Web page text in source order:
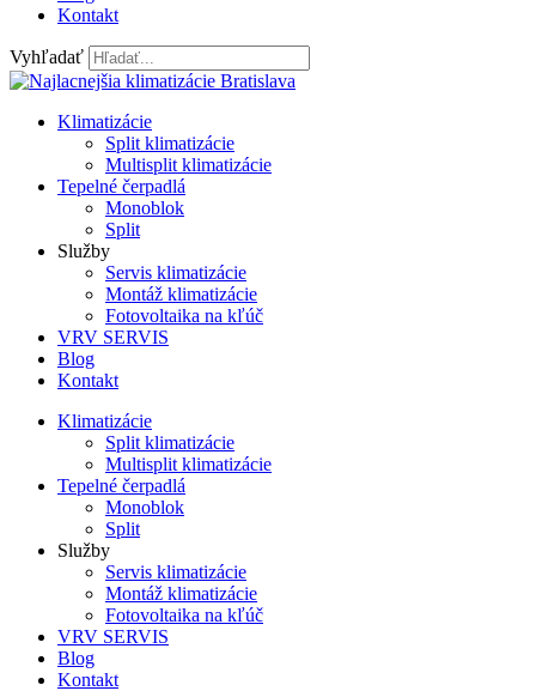
Kontakt
Vyhľadať
Klimatizácie
Split klimatizácie
Multisplit klimatizácie
Tepelné čerpadlá
Monoblok
Split
Služby
Servis klimatizácie
Montáž klimatizácie
Fotovoltaika na kľúč
VRV SERVIS
Blog
Kontakt
Klimatizácie
Split klimatizácie
Multisplit klimatizácie
Tepelné čerpadlá
Monoblok
Split
Služby
Servis klimatizácie
Montáž klimatizácie
Fotovoltaika na kľúč
VRV SERVIS
Blog
Kontakt